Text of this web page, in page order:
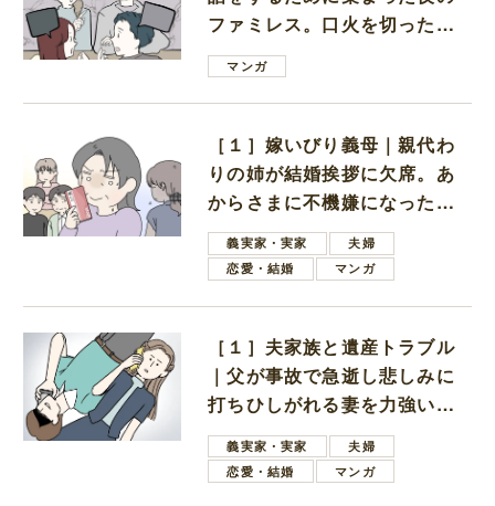
ファミレス。口火を切ったの
は電車好きの男の子ママ
マンガ
［１］嫁いびり義母｜親代わ
りの姉が結婚挨拶に欠席。あ
からさまに不機嫌になった義
母義実家・実家
夫婦
恋愛・結婚
マンガ
［１］夫家族と遺産トラブル
｜父が事故で急逝し悲しみに
打ちひしがれる妻を力強い言
葉で励ます夫
義実家・実家
夫婦
恋愛・結婚
マンガ